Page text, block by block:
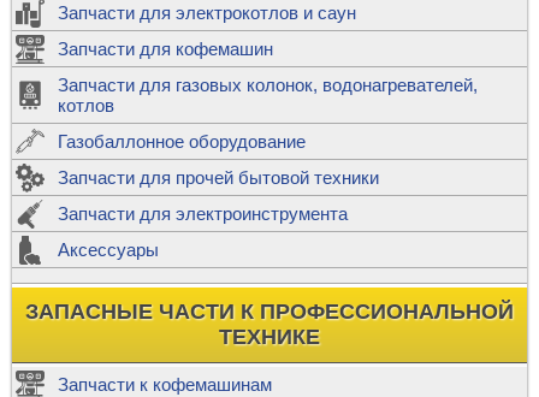
Запчасти для электрокотлов и саун
Запчасти для кофемашин
Запчасти для газовых колонок, водонагревателей,
котлов
Газобаллонное оборудование
Запчасти для прочей бытовой техники
Запчасти для электроинструмента
Аксессуары
ЗАПАСНЫЕ ЧАСТИ К ПРОФЕССИОНАЛЬНОЙ
ТЕХНИКЕ
Запчасти к кофемашинам